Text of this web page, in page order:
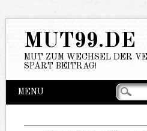
MUT99.DE
MUT ZUM WECHSEL DER
SPART BEITRAG!
Hauptmenü
Zum
Inhalt
MENU